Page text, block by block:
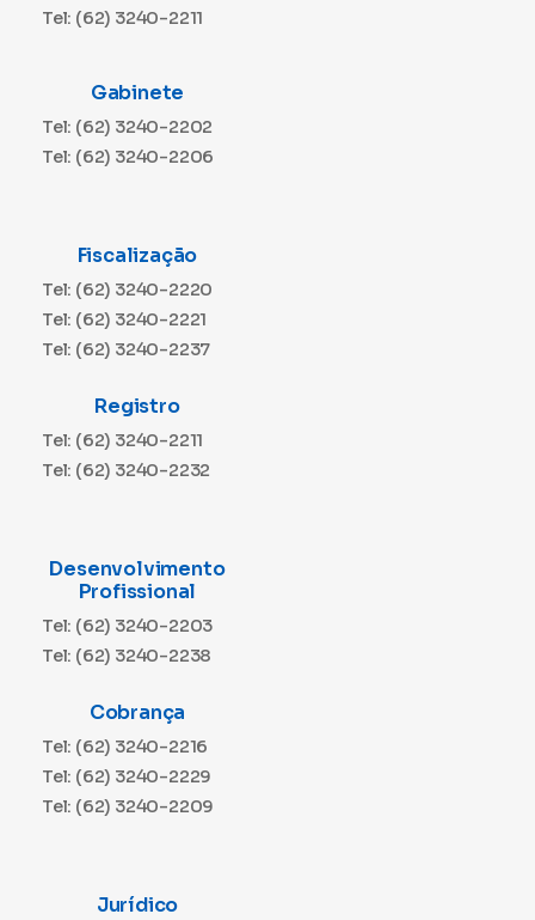
Tel: (62) 3240-2211
Gabinete
Tel: (62) 3240-2202
Tel: (62) 3240-2206
Fiscalização
Tel: (62) 3240-2220
Tel: (62) 3240-2221
Tel: (62) 3240-2237
Registro
Tel: (62) 3240-2211
Tel: (62) 3240-2232
Desenvolvimento
Profissional
Tel: (62) 3240-2203
Tel: (62) 3240-2238
Cobrança
Tel: (62) 3240-2216
Tel: (62) 3240-2229
Tel: (62) 3240-2209
Jurídico